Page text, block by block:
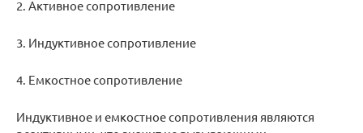
2. Активное сопротивление
3. Индуктивное сопротивление
4. Емкостное сопротивление
Индуктивное и емкостное сопротивления являются